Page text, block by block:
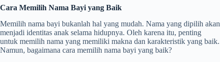
Cara Memilih Nama Bayi yang Baik
Memilih nama bayi bukanlah hal yang mudah. Nama yang dipilih akan
menjadi identitas anak selama hidupnya. Oleh karena itu, penting
untuk memilih nama yang memiliki makna dan karakteristik yang baik.
Namun, bagaimana cara memilih nama bayi yang baik?